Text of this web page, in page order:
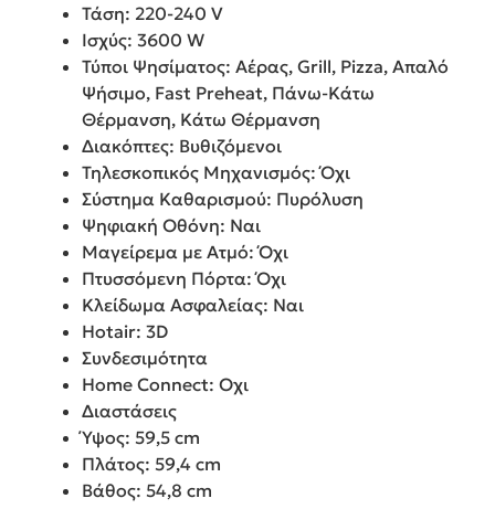
Τάση: 220-240 V
Ισχύς: 3600 W
Τύποι Ψησίματος: Αέρας, Grill, Pizza, Απαλό
Ψήσιμο, Fast Preheat, Πάνω-Κάτω
Θέρμανση, Κάτω Θέρμανση
Διακόπτες: Βυθιζόμενοι
Τηλεσκοπικός Μηχανισμός: Όχι
Σύστημα Καθαρισμού: Πυρόλυση
Ψηφιακή Οθόνη: Ναι
Μαγείρεμα με Ατμό: Όχι
Πτυσσόμενη Πόρτα: Όχι
Κλείδωμα Ασφαλείας: Ναι
Hotair: 3D
Συνδεσιμότητα
Home Connect: Οχι
Διαστάσεις
Ύψος: 59,5 cm
Πλάτος: 59,4 cm
Βάθος: 54,8 cm